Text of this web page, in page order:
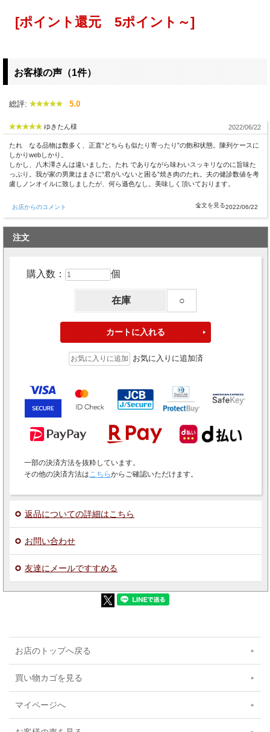
[ポイント還元 5ポイント～]
お客様の声（1件）
総評: 5.0
ゆきたん様 2022/06/22
たれ なる品物は数多く、正直“どちらも似たり寄ったり”の飽和状態。陳列ケースに
しかりwebしかり。
しかし、八木澤さんは違いました。たれ でありながら味わいスッキリなのに旨味た
っぷり。我が家の男衆はまさに“君がいないと困る”焼き肉のたれ。夫の健診数値を考
慮しノンオイルに致しましたが、何ら遜色なし。美味しく頂いております。
お店からのコメント 2022/06/22
注文
購入数： 個
在庫 ○
お気に入りに追加済
一部の決済方法を抜粋しています。
その他の決済方法はこちらからご確認いただけます。
返品についての詳細はこちら
お問い合わせ
友達にメールですすめる
お店のトップへ戻る
買い物カゴを見る
マイページへ